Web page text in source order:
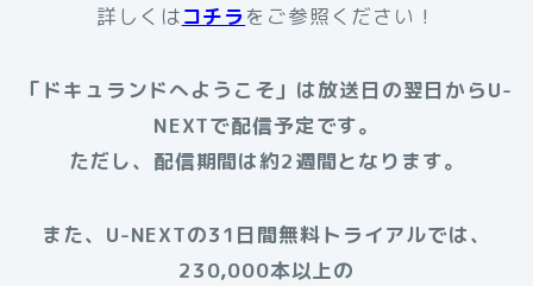
詳しくはコチラをご参照ください！
「ドキュランドへようこそ」は放送日の翌日からU-
NEXTで配信予定です。
ただし、配信期間は約2週間となります。
また、U-NEXTの31日間無料トライアルでは、
230,000本以上の